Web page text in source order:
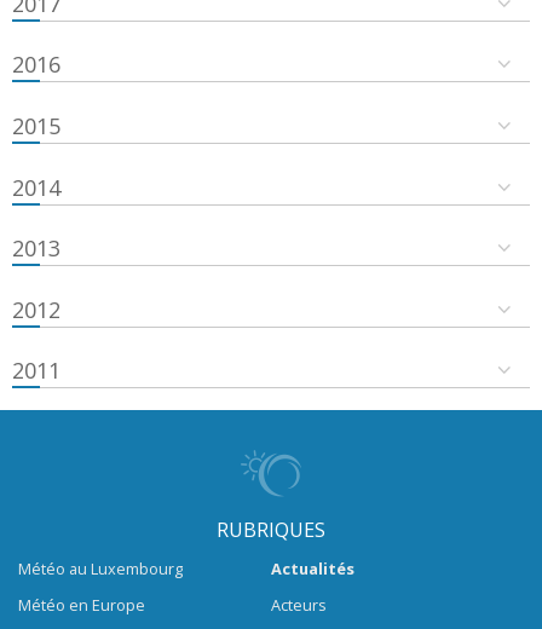
2016
2015
2014
2013
2012
2011
RUBRIQUES
Météo au Luxembourg
Météo en Europe
Actualités
Acteurs